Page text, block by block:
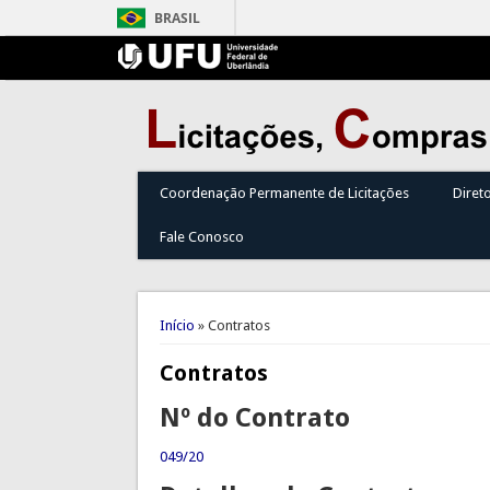
BRASIL
Coordenação Permanente de Licitações
Fale Conosco
Você está aqui
Início » Contratos
Contratos
Nº do Contrato
049/20